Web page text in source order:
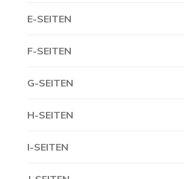
E-SEITEN
F-SEITEN
G-SEITEN
H-SEITEN
I-SEITEN